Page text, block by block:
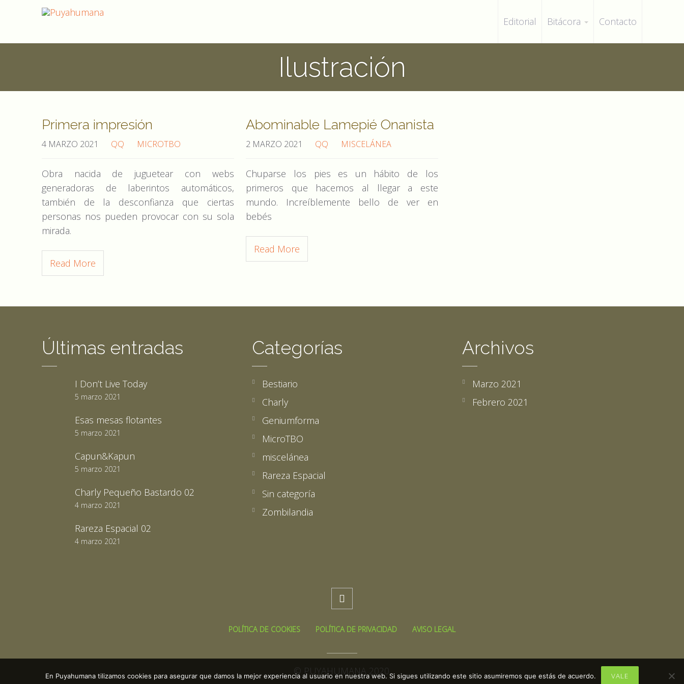
Editorial Bitácora Contacto
Ilustración
Primera impresión
4 MARZO 2021 QQ MICROTBO
Obra nacida de juguetear con webs
generadoras de laberintos automáticos,
también de la desconfianza que ciertas
personas nos pueden provocar con su sola
mirada.
Read More
Abominable Lamepié Onanista
2 MARZO 2021 QQ MISCELÁNEA
Chuparse los pies es un hábito de los
primeros que hacemos al llegar a este
mundo. Increíblemente bello de ver en
bebés
Read More
Últimas entradas
I Don’t Live Today
5 marzo 2021
Esas mesas flotantes
5 marzo 2021
Capun&Kapun
5 marzo 2021
Charly Pequeño Bastardo 02
4 marzo 2021
Rareza Espacial 02
4 marzo 2021
Categorías
Bestiario
Charly
Geniumforma
MicroTBO
miscelánea
Rareza Espacial
Sin categoría
Zombilandia
Archivos
Marzo 2021
Febrero 2021

POLÍTICA DE COOKIES POLÍTICA DE PRIVACIDAD AVISO LEGAL
© PUYAHUMANA 2020.
En Puyahumana tilizamos cookies para asegurar que damos la mejor experiencia al usuario en nuestra web. Si sigues utilizando este sitio asumiremos que estás de acuerdo. VALE